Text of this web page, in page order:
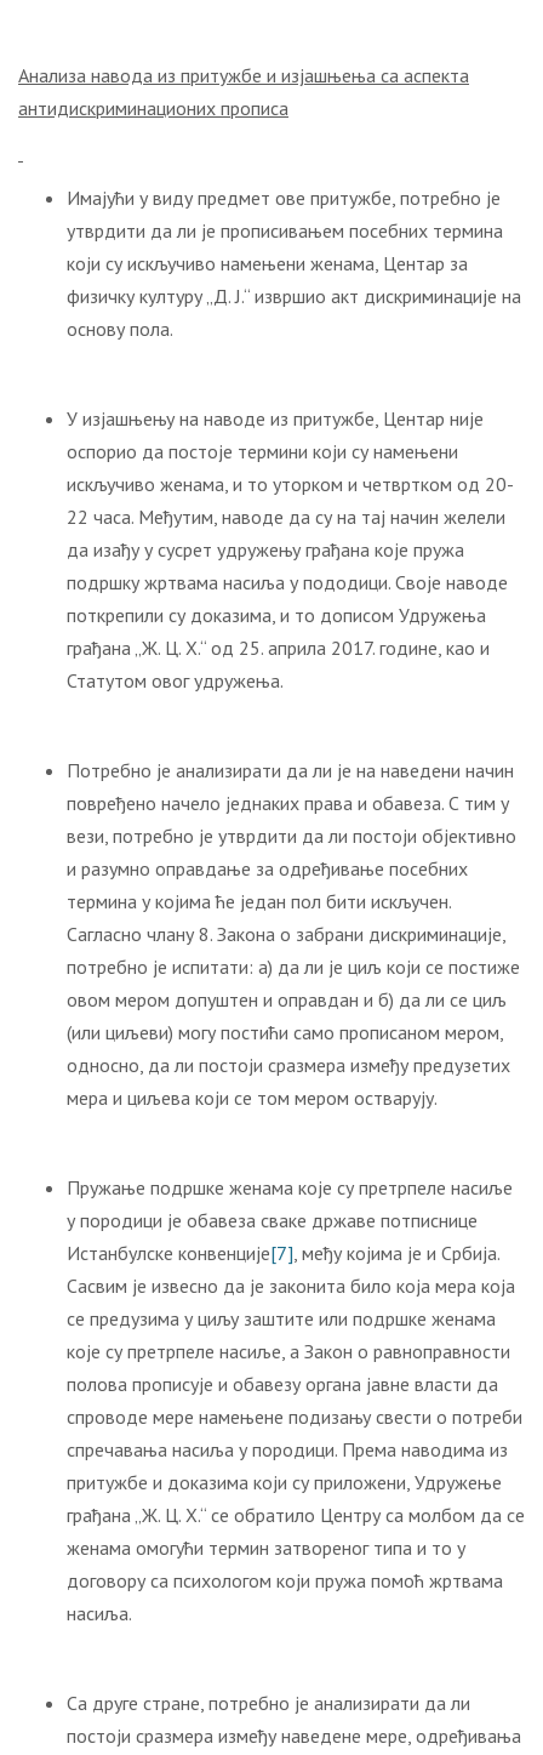
Анализа навода из притужбе и изјашњења са аспекта
антидискриминационих прописа
Имајући у виду предмет ове притужбе, потребно је
утврдити да ли је прописивањем посебних термина
који су искључиво намењени женама, Центар за
физичку културу „Д. Ј.“ извршио акт дискриминације на
основу пола.
У изјашњењу на наводе из притужбе, Центар није
оспорио да постоје термини који су намењени
искључиво женама, и то уторком и четвртком од 20-
22 часа. Међутим, наводе да су на тај начин желели
да изађу у сусрет удружењу грађана које пружа
подршку жртвама насиља у пододици. Своје наводе
поткрепили су доказима, и то дописом Удружења
грађана „Ж. Ц. Х.“ од 25. априла 2017. године, као и
Статутом овог удружења.
Потребно је анализирати да ли је на наведени начин
повређено начело једнаких права и обавеза. С тим у
вези, потребно је утврдити да ли постоји објективно
и разумно оправдање за одређивање посебних
термина у којима ће један пол бити искључен.
Сагласно члану 8. Закона о забрани дискриминације,
потребно је испитати: а) да ли је циљ који се постиже
овом мером допуштен и оправдан и б) да ли се циљ
(или циљеви) могу постићи само прописаном мером,
односно, да ли постоји сразмера између предузетих
мера и циљева који се том мером остварују.
Пружање подршке женама које су претрпеле насиље
у породици је обавеза сваке државе потписнице
Истанбулске конвенције[7], међу којима је и Србија.
Сасвим је извесно да је законита било која мера која
се предузима у циљу заштите или подршке женама
које су претрпеле насиље, а Закон о равноправности
полова прописује и обавезу органа јавне власти да
спроводе мере намењене подизању свести о потреби
спречавања насиља у породици. Према наводима из
притужбе и доказима који су приложени, Удружење
грађана „Ж. Ц. Х.“ се обратило Центру са молбом да се
женама омогући термин затвореног типа и то у
договору са психологом који пружа помоћ жртвама
насиља.
Са друге стране, потребно је анализирати да ли
постоји сразмера између наведене мере, одређивања